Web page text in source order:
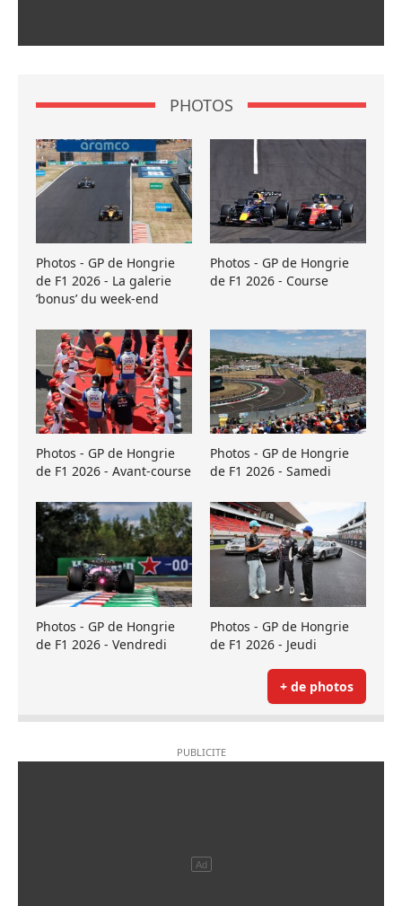
PHOTOS
Photos - GP de Hongrie
de F1 2026 - La galerie
’bonus’ du week-end
Photos - GP de Hongrie
de F1 2026 - Course
Photos - GP de Hongrie
de F1 2026 - Avant-course
Photos - GP de Hongrie
de F1 2026 - Samedi
Photos - GP de Hongrie
de F1 2026 - Vendredi
Photos - GP de Hongrie
de F1 2026 - Jeudi
+ de photos